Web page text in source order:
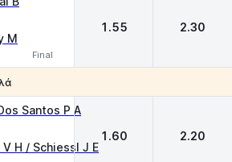
M
Final
1.55 2.30
Santos P A
H / Schiessl J E
1.60 2.20